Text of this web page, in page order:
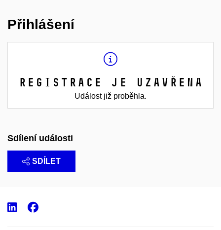
Přihlášení
Registrace je uzavřena
Událost již proběhla.
Sdílení události
SDÍLET
LinkedIn
Facebook